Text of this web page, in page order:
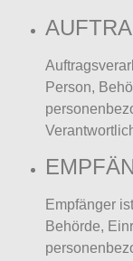
Person,
Empfänger
Behörde,